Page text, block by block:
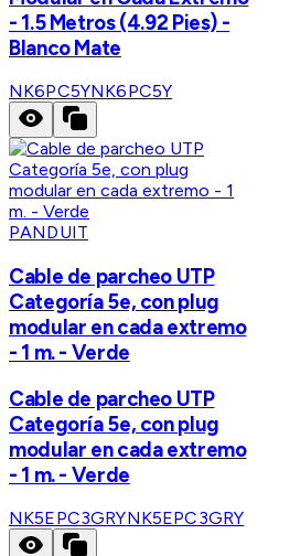
- 1.5 Metros (4.92 Pies) -
Blanco Mate
NK6PC5YNK6PC5Y
PANDUIT
Cable de parcheo UTP
Categoría 5e, con plug
modular en cada extremo
- 1 m. - Verde
Cable de parcheo UTP
Categoría 5e, con plug
modular en cada extremo
- 1 m. - Verde
NK5EPC3GRYNK5EPC3GRY